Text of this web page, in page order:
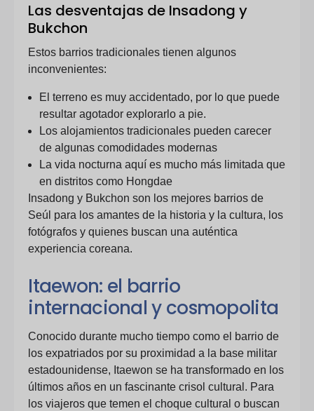
Las desventajas de Insadong y
Bukchon
Estos barrios tradicionales tienen algunos
inconvenientes:
El terreno es muy accidentado, por lo que puede
resultar agotador explorarlo a pie.
Los alojamientos tradicionales pueden carecer
de algunas comodidades modernas
La vida nocturna aquí es mucho más limitada que
en distritos como Hongdae
Insadong y Bukchon son los mejores barrios de
Seúl para los amantes de la historia y la cultura, los
fotógrafos y quienes buscan una auténtica
experiencia coreana.
Itaewon: el barrio
internacional y cosmopolita
Conocido durante mucho tiempo como el barrio de
los expatriados por su proximidad a la base militar
estadounidense, Itaewon se ha transformado en los
últimos años en un fascinante crisol cultural. Para
los viajeros que temen el choque cultural o buscan